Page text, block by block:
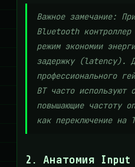
Важное замечание:
Bluetooth контроллер
режим экономии
задержку (latency).
профессионального
BT часто используют
повышающие частоту
как переключение на
2. Анатомия Input